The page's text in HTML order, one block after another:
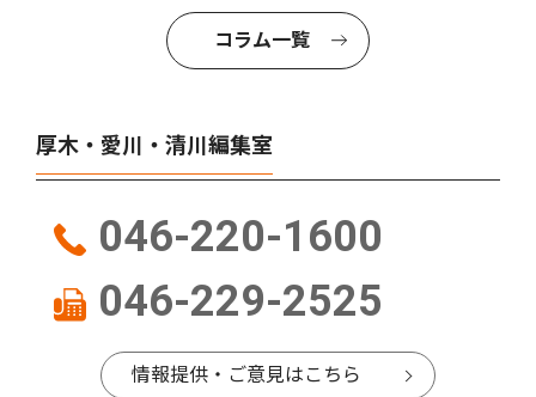
コラム一覧
厚木・愛川・清川編集室
046-220-1600
046-229-2525
情報提供・ご意見はこちら